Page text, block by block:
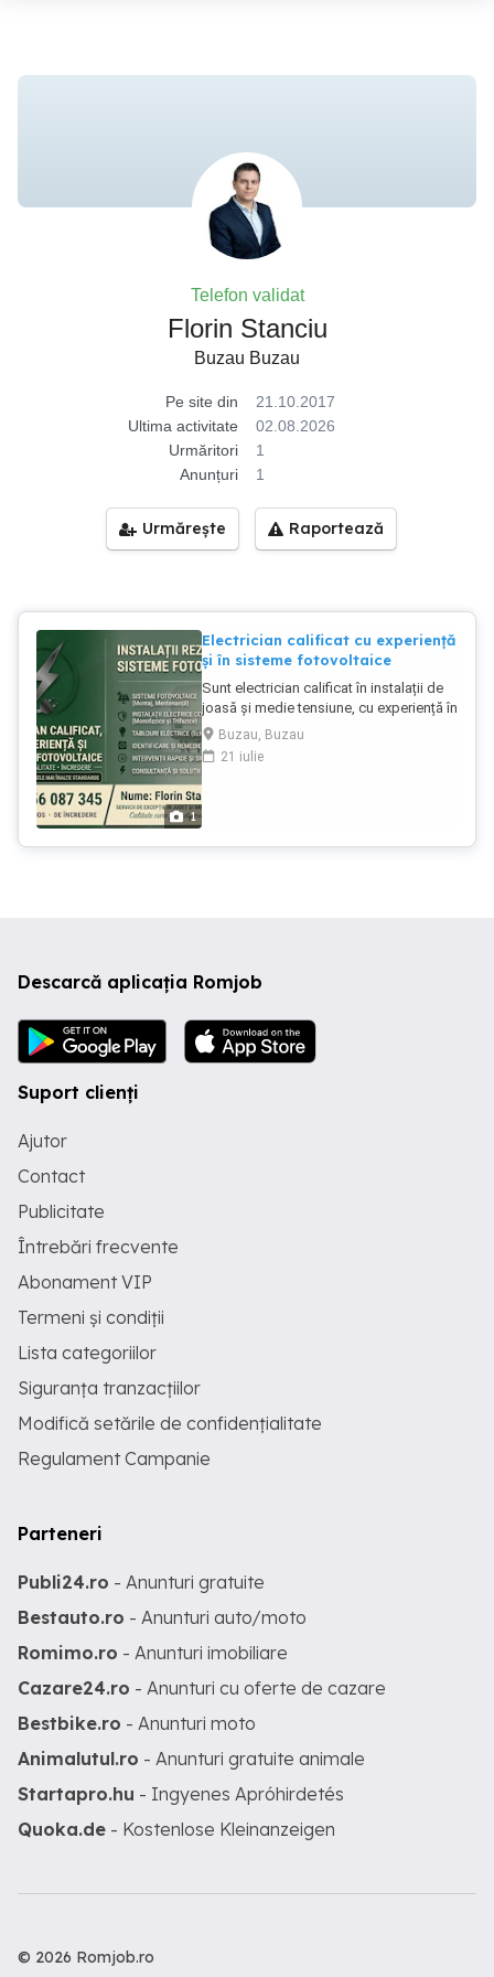
Telefon validat
Florin Stanciu
Buzau Buzau
Pe site din
21.10.2017
Ultima activitate
02.08.2026
Urmăritori
1
Anunțuri
1
Urmărește Raportează
1
Electrician calificat cu experiență
și în sisteme fotovoltaice
Sunt electrician calificat în instalații de
joasă și medie tensiune, cu experiență în
instalații electrice rezidențiale și sisteme
fotovoltaice. Sunt manager la o firmă
autorizată ANRE ce vinde și instalează
regenerabilă. Servicii oferite: -Instalații
modernizare tablouri de distribuție. -
remedierea scurtcircuitelor și verificări
periodice. De ce să mă alegeți? -
Respectarea termenelor și a bugetului
Buzau, Buzau
21 iulie
Descarcă aplicația Romjob
Suport clienți
Ajutor
Contact
Publicitate
Întrebări frecvente
Abonament VIP
Termeni și condiții
Lista categoriilor
Siguranța tranzacțiilor
Modifică setările de confidențialitate
Regulament Campanie
Parteneri
Publi24.ro - Anunturi gratuite
Bestauto.ro - Anunturi auto/moto
Romimo.ro - Anunturi imobiliare
Cazare24.ro - Anunturi cu oferte de cazare
Bestbike.ro - Anunturi moto
Animalutul.ro - Anunturi gratuite animale
Startapro.hu - Ingyenes Apróhirdetés
Quoka.de - Kostenlose Kleinanzeigen
© 2026 Romjob.ro